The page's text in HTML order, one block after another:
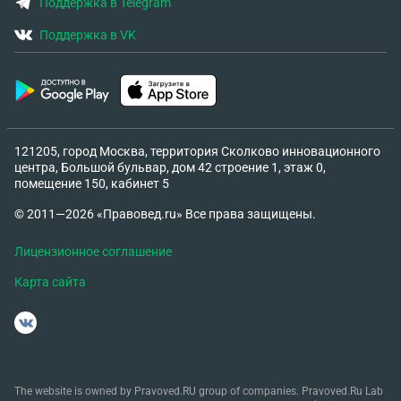
Поддержка в VK
121205, город Москва, территория Сколково инновационного
центра, Большой бульвар, дом 42 строение 1, этаж 0,
помещение 150, кабинет 5
© 2011—2026 «Правовед.ru» Все права защищены.
Лицензионное соглашение
Карта сайта
The website is owned by Pravoved.RU group of companies. Pravoved.Ru Lab